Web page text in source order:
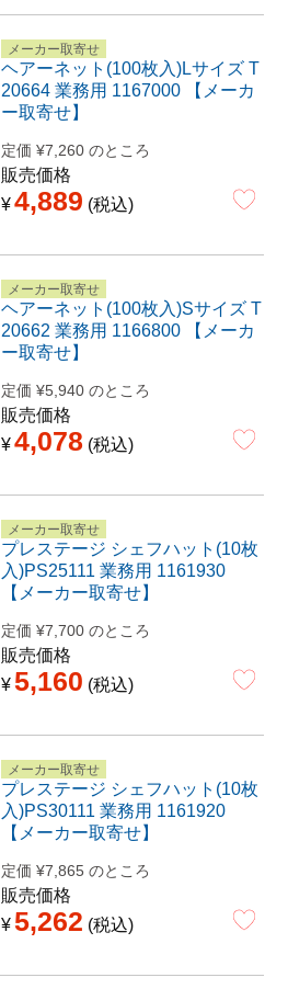
メーカー取寄せ
ヘアーネット(100枚入)Lサイズ T
20664 業務用 1167000 【メーカ
ー取寄せ】
定価 ¥7,260 のところ
販売価格
¥4,889 税込
メーカー取寄せ
ヘアーネット(100枚入)Sサイズ T
20662 業務用 1166800 【メーカ
ー取寄せ】
定価 ¥5,940 のところ
販売価格
¥4,078 税込
メーカー取寄せ
プレステージ シェフハット(10枚
入)PS25111 業務用 1161930
【メーカー取寄せ】
定価 ¥7,700 のところ
販売価格
¥5,160 税込
メーカー取寄せ
プレステージ シェフハット(10枚
入)PS30111 業務用 1161920
【メーカー取寄せ】
定価 ¥7,865 のところ
販売価格
¥5,262 税込